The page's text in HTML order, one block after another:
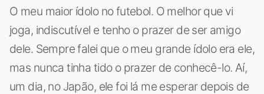
O meu maior ídolo no futebol. O melhor que vi
joga, indiscutível e tenho o prazer de ser amigo
dele. Sempre falei que o meu grande ídolo era ele,
mas nunca tinha tido o prazer de conhecê-lo. Aí,
um dia, no Japão, ele foi lá me esperar depois de